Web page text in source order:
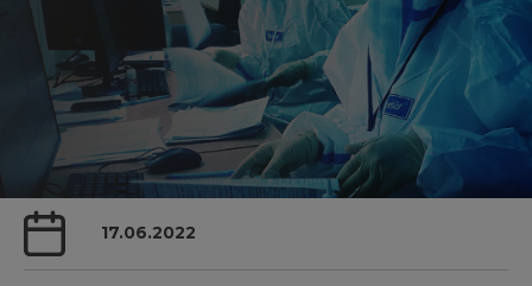
17.06.2022